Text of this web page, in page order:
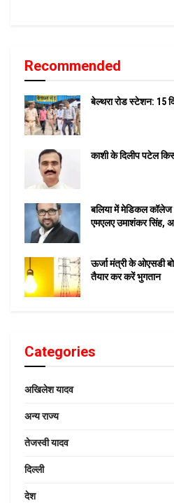
Recommended
बेल्थरा रोड स्टेशन: 15
काशी के दिलीप पटेल
बलिया में मेडिकल कॉलेज
एमएलए उमाशंकर सिंह,
ऊर्जा मंत्री के ओएसडी
तैयार कर करें भुगतान
Categories
अखिलेश यादव
अन्य राज्य
तेजस्वी यादव
दिल्ली
देश